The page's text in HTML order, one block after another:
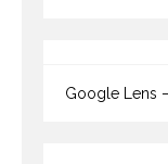
Google Lens